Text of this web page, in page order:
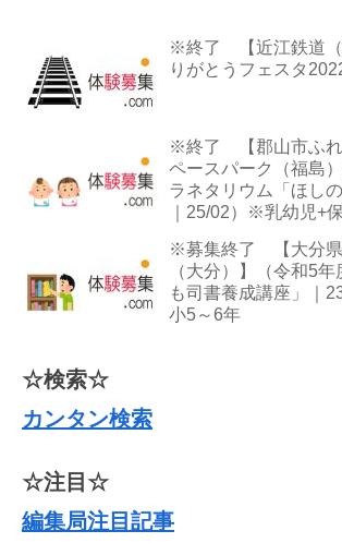
※終了 【近江鉄道（
りがとうフェスタ
※終了 【郡山市ふれ
ペースパーク（福島
ラネタリウム「ほし
｜25/02）※乳幼児+
※募集終了 【大分県
（大分）】（令和5
も司書養成講座」｜
小5～6年
☆検索☆
カンタン検索
☆注目☆
編集局注目記事